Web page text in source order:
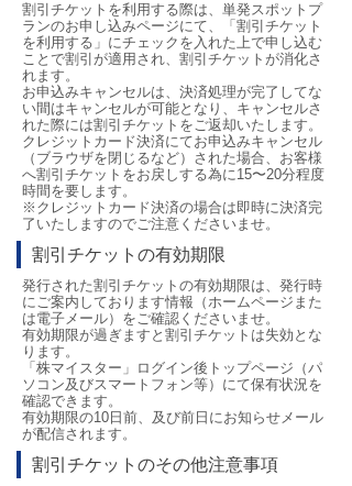
割引チケットを利用する際は、単発スポットプ
ランのお申し込みページにて、「割引チケット
を利用する」にチェックを入れた上で申し込む
ことで割引が適用され、割引チケットが消化さ
れます。
お申込みキャンセルは、決済処理が完了してな
い間はキャンセルが可能となり、キャンセルさ
れた際には割引チケットをご返却いたします。
クレジットカード決済にてお申込みキャンセル
（ブラウザを閉じるなど）された場合、お客様
へ割引チケットをお戻しする為に15〜20分程度
時間を要します。
※クレジットカード決済の場合は即時に決済完
了いたしますのでご注意くださいませ。
割引チケットの有効期限
発行された割引チケットの有効期限は、発行時
にご案内しております情報（ホームページまた
は電子メール）をご確認くださいませ。
有効期限が過ぎますと割引チケットは失効とな
ります。
「株マイスター」ログイン後トップページ（パ
ソコン及びスマートフォン等）にて保有状況を
確認できます。
有効期限の10日前、及び前日にお知らせメール
が配信されます。
割引チケットのその他注意事項